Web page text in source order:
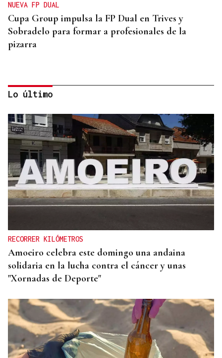
NUEVA FP DUAL
Cupa Group impulsa la FP Dual en Trives y
Sobradelo para formar a profesionales de la
pizarra
MEDIO RURAL
Tres novos pasteiros en Chandrexa e Manzaneda
Lo último
RECORRER KILÓMETROS
Amoeiro celebra este domingo una andaina
solidaria en la lucha contra el cáncer y unas
"Xornadas de Deporte"